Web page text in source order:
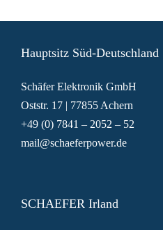
Hauptsitz Süd-Deutschland
Schäfer Elektronik GmbH
Oststr. 17 | 77855 Achern
+49 (0) 7841 – 2052 – 52
mail@schaeferpower.de
SCHAEFER Irland